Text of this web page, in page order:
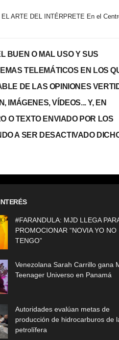
EL ARTE DEL INTÉRPRETE En el
BUEN O MAL USO Y SUS
TELEMÁTICOS EN LOS
DE LAS OPINIONES
IMÁGENES, VÍDEOS... Y, EN
O TEXTO ENVIADO POR LOS
A SER DESACTIVADO
#FARANDULA: MJD LLEGA
PROMOCIONAR “NOVIA YO NO
TENGO”
Venezolana Sarah Carrillo gana
Teenager Universo en Panamá
Autoridades evalúan metas de
producción de hidrocarburos de
petrolífera